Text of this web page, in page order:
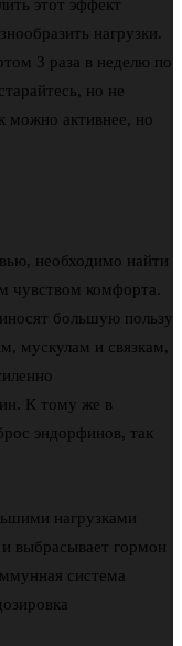
этот эффект
нагрузки.
3 раза в неделю по
но не
можно активнее, но
необходимо найти
чувством комфорта.
большую пользу
мускулам и связкам,
К тому же в
эндорфинов, так
нагрузками
и выбрасывает гормон
система